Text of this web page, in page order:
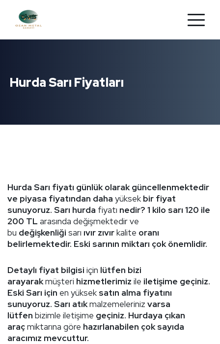
Hurda Sarı Fiyatları
Hurda Sarı fiyatı günlük olarak güncellenmektedir
ve piyasa fiyatından daha yüksek bir fiyat
sunuyoruz. Sarı hurda fiyatı nedir? 1 kilo sarı 120 ile
200 TL arasında değişmektedir ve
bu değişkenliği sarı ıvır zıvırkalite oranı
belirlemektedir. Eski sarının miktarı çok önemlidir.
Detaylı fiyat bilgisi için lütfen bizi
arayarakmüşteri hizmetlerimiz ile iletişime geçiniz.
Eski Sarı için en yüksek satın alma fiyatını
sunuyoruz. Sarı atıkmalzemeleriniz varsa
lütfen bizimle iletişime geçiniz. Hurdaya çıkan
araçmiktarına göre hazırlanabilen çok sayıda
aracımız mevcuttur.